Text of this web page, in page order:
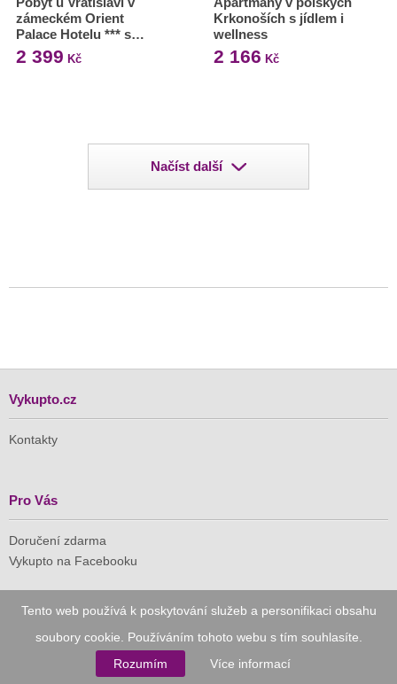
Tento web používá k poskytování služeb a personifikaci obsahu
soubory cookie. Používáním tohoto webu s tím souhlasíte.
Rozumím
Více informací
zámeckém Orient
Palace Hotelu *** s…
2 399 Kč
Krkonoších s jídlem i
wellness
2 166 Kč
Načíst další
Vykupto.cz
Kontakty
Pro Vás
Doručení zdarma
Vykupto na Facebooku
komerci (APEK)